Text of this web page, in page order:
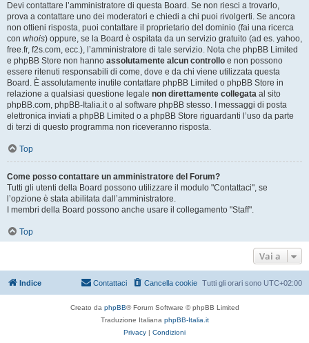
Devi contattare l’amministratore di questa Board. Se non riesci a trovarlo,
prova a contattare uno dei moderatori e chiedi a chi puoi rivolgerti. Se ancora
non ottieni risposta, puoi contattare il proprietario del dominio (fai una ricerca
con whois) oppure, se la Board è ospitata da un servizio gratuito (ad es. yahoo,
free.fr, f2s.com, ecc.), l’amministratore di tale servizio. Nota che phpBB Limited
e phpBB Store non hanno assolutamente alcun controllo e non possono
essere ritenuti responsabili di come, dove e da chi viene utilizzata questa
Board. È assolutamente inutile contattare phpBB Limited o phpBB Store in
relazione a qualsiasi questione legale non direttamente collegata al sito
phpBB.com, phpBB-Italia.it o al software phpBB stesso. I messaggi di posta
elettronica inviati a phpBB Limited o a phpBB Store riguardanti l’uso da parte
di terzi di questo programma non riceveranno risposta.
Top
Come posso contattare un amministratore del Forum?
Tutti gli utenti della Board possono utilizzare il modulo "Contattaci", se
l’opzione è stata abilitata dall’amministratore.
I membri della Board possono anche usare il collegamento "Staff".
Top
Vai a
Indice Tutti gli orari sono UTC+02:00
Cancella cookie
Contattaci
Creato da phpBB® Forum Software © phpBB Limited
Traduzione Italiana phpBB-Italia.it
Privacy | Condizioni